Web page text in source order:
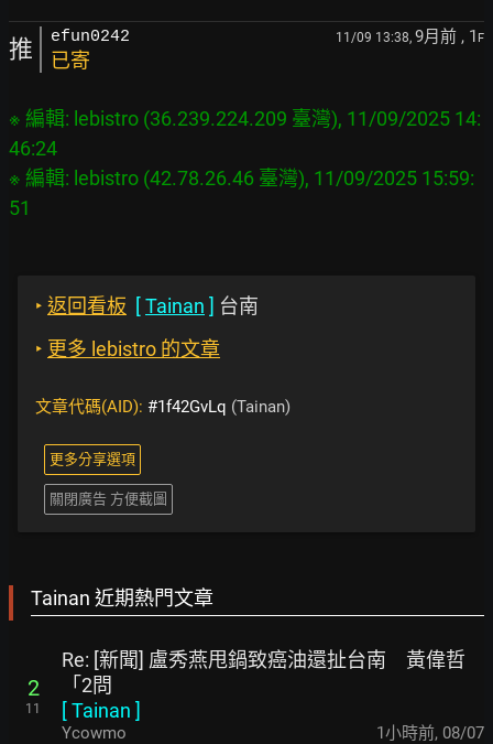
推 efun0242 11/09 13:38, 9月前 , 1 F
已寄
※ 編輯: lebistro (36.239.224.209 臺灣), 11/09/2025 14:
46:24
※ 編輯: lebistro (42.78.26.46 臺灣), 11/09/2025 15:59:
‣ 返回看板 [Tainan ] 台南
‣ 更多 lebistro 的文章
文章代碼(AID): #1f42GvLq (Tainan)
更多分享選項
關閉廣告 方便截圖
Tainan 近期熱門文章
2
11
Re: [新聞] 盧秀燕甩鍋致癌油還扯台南 黃偉哲
「2問
[Tainan ]
Ycowmo 1小時前, 08/07